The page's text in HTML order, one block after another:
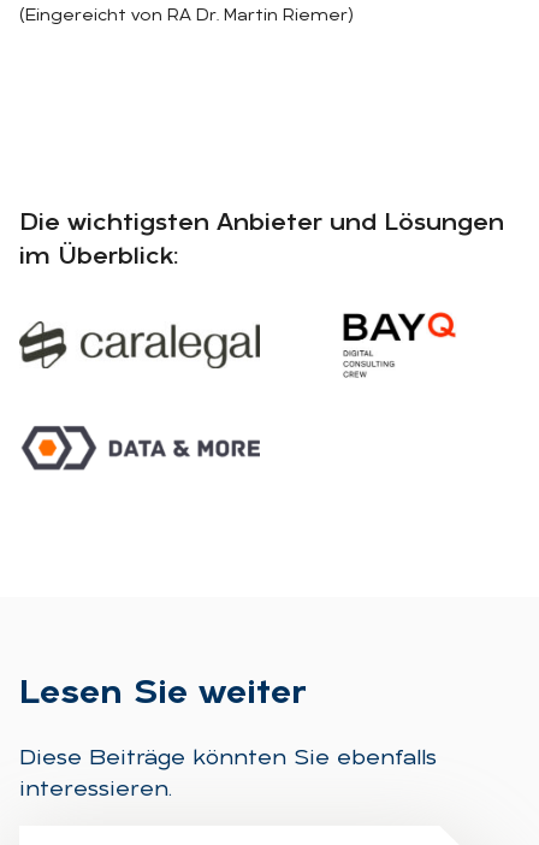
Die wichtigsten Anbieter und Lösungen
im Überblick:
(Eingereicht von RA Dr. Martin Riemer)
Le­sen Sie wei­ter
Diese Beiträge könnten Sie ebenfalls
interessieren.